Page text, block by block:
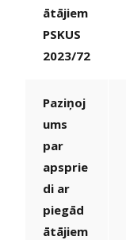
ātājiem
PSKUS
2023/72
Paziņoj
ums
par
apsprie
di ar
piegād
ātājiem